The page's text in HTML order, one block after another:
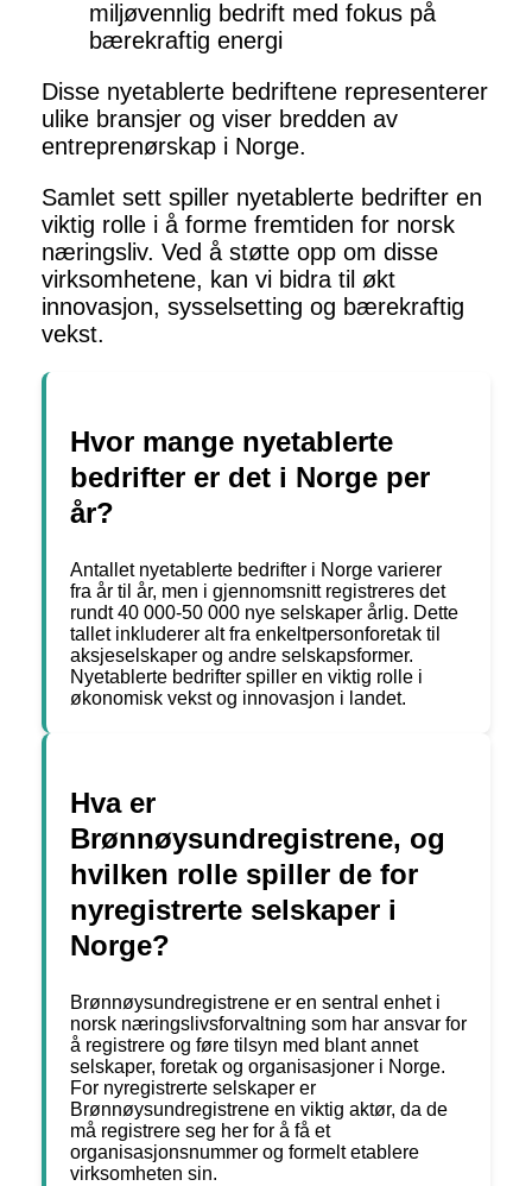
miljøvennlig bedrift med fokus på
bærekraftig energi
Disse nyetablerte bedriftene representerer
ulike bransjer og viser bredden av
entreprenørskap i Norge.
Samlet sett spiller nyetablerte bedrifter en
viktig rolle i å forme fremtiden for norsk
næringsliv. Ved å støtte opp om disse
virksomhetene, kan vi bidra til økt
innovasjon, sysselsetting og bærekraftig
vekst.
Hvor mange nyetablerte
bedrifter er det i Norge per
år?
Antallet nyetablerte bedrifter i Norge varierer
fra år til år, men i gjennomsnitt registreres det
rundt 40 000-50 000 nye selskaper årlig. Dette
tallet inkluderer alt fra enkeltpersonforetak til
aksjeselskaper og andre selskapsformer.
Nyetablerte bedrifter spiller en viktig rolle i
økonomisk vekst og innovasjon i landet.
Hva er
Brønnøysundregistrene, og
hvilken rolle spiller de for
nyregistrerte selskaper i
Norge?
Brønnøysundregistrene er en sentral enhet i
norsk næringslivsforvaltning som har ansvar for
å registrere og føre tilsyn med blant annet
selskaper, foretak og organisasjoner i Norge.
For nyregistrerte selskaper er
Brønnøysundregistrene en viktig aktør, da de
må registrere seg her for å få et
organisasjonsnummer og formelt etablere
virksomheten sin.